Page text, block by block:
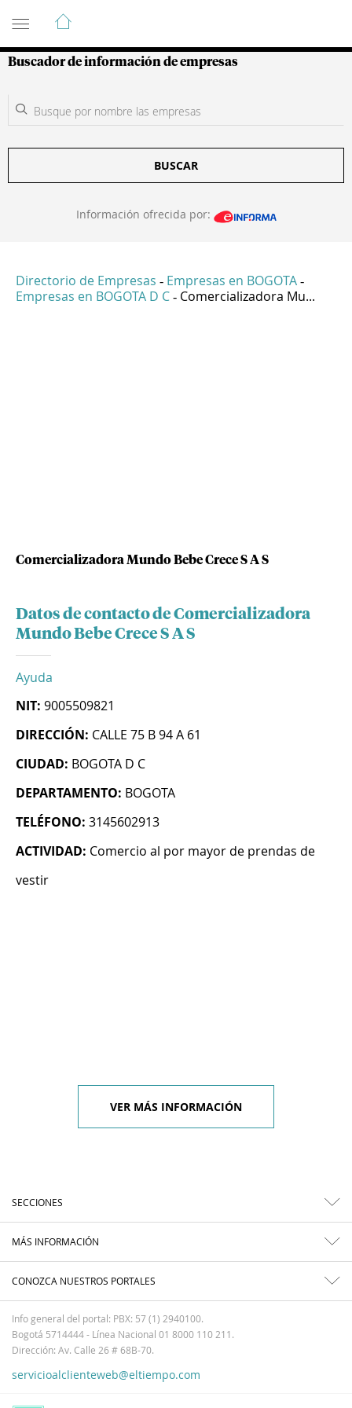
Guía de Empresas Colombianas
Buscador de información de empresas
BUSCAR
Información ofrecida por:
Directorio de Empresas - Empresas en BOGOTA -
Empresas en BOGOTA D C - Comercializadora Mu...
Comercializadora Mundo Bebe Crece S A S
Datos de contacto de Comercializadora
Mundo Bebe Crece S A S
Ayuda
NIT: 9005509821
DIRECCIÓN: CALLE 75 B 94 A 61
CIUDAD: BOGOTA D C
DEPARTAMENTO: BOGOTA
TELÉFONO: 3145602913
ACTIVIDAD: Comercio al por mayor de prendas de
vestir
VER MÁS INFORMACIÓN
SECCIONES
MÁS INFORMACIÓN
CONOZCA NUESTROS PORTALES
Info general del portal: PBX: 57 (1) 2940100.
Bogotá 5714444 - Línea Nacional 01 8000 110 211.
Dirección: Av. Calle 26 # 68B-70.
servicioalclienteweb@eltiempo.com